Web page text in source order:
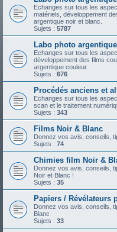
Echanges sur tous les
matériels, développement
argentique noir et blanc.
Sujets : 5787
Labo photo
Echanges sur tous les
développement des films
argentique couleur.
Sujets : 676
Procédés anciens et
Echanges sur tous les
scan et le traitement
Sujets : 343
Films Noir & Blanc
Donnez vos avis, conseils,
Sujets : 74
Chimies film Noir &
Donnez vos avis, conseils,
Noir et Blanc !
Sujets : 35
Papiers / Révélateurs
Donnez vos avis, conseils,
Blanc
Sujets : 33